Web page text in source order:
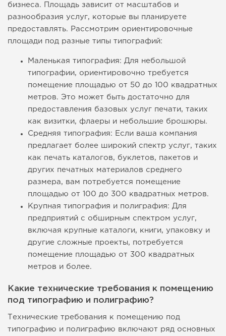
бизнеса. Площадь зависит от масштабов и
разнообразия услуг, которые вы планируете
предоставлять. Рассмотрим ориентировочные
площади под разные типы типографий:
Маленькая типография: Для небольшой
типографии, ориентировочно требуется
помещение площадью от 50 до 100 квадратных
метров. Это может быть достаточно для
предоставления базовых услуг печати, таких
как визитки, флаеры и небольшие брошюры.
Средняя типография: Если ваша компания
предлагает более широкий спектр услуг, таких
как печать каталогов, буклетов, пакетов и
других печатных материалов среднего
размера, вам потребуется помещение
площадью от 100 до 300 квадратных метров.
Крупная типография и полиграфия: Для
предприятий с обширным спектром услуг,
включая крупные каталоги, книги, упаковку и
другие сложные проекты, потребуется
помещение площадью от 300 квадратных
метров и более.
Какие технические требования к помещению
под типографию и полиграфию?
Технические требования к помещению под
типографию и полиграфию включают ряд основных